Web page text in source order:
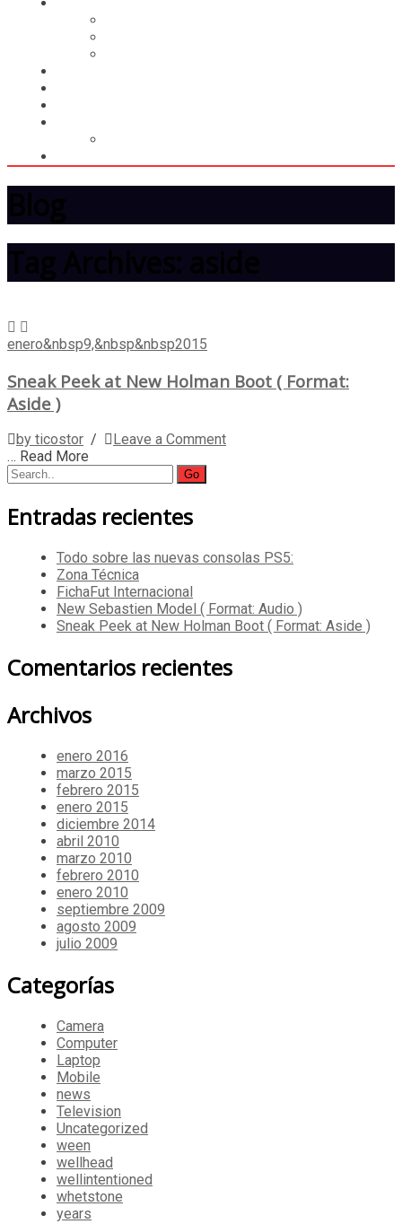
enero&nbsp9,&nbsp&nbsp2015
Sneak Peek at New Holman Boot ( Format:
Aside )
by ticostor /
Leave a Comment
… Read More
Search
Entradas recientes
Todo sobre las nuevas consolas PS5:
Zona Técnica
FichaFut Internacional
New Sebastien Model ( Format: Audio )
Sneak Peek at New Holman Boot ( Format: Aside )
Comentarios recientes
Archivos
enero 2016
marzo 2015
febrero 2015
enero 2015
diciembre 2014
abril 2010
marzo 2010
febrero 2010
enero 2010
septiembre 2009
agosto 2009
julio 2009
Categorías
Camera
Computer
Laptop
Mobile
news
Television
Uncategorized
ween
wellhead
wellintentioned
whetstone
years